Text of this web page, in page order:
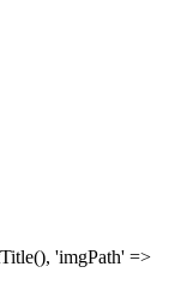
'imgPath' =>